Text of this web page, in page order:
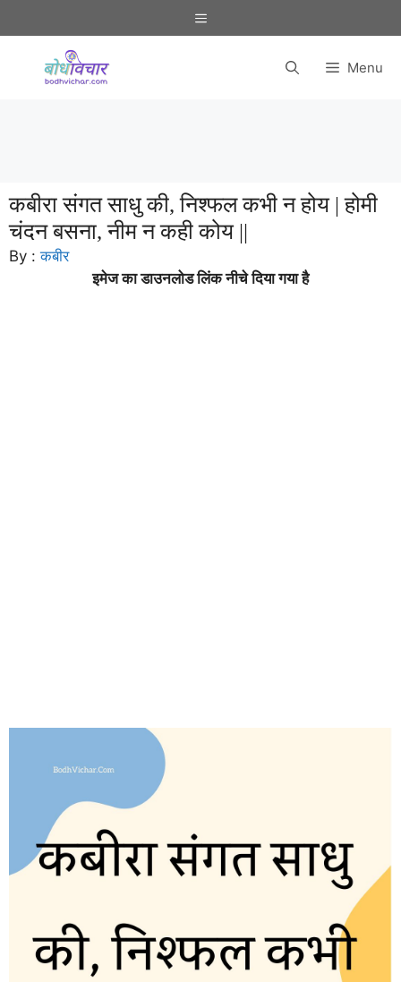
to
Menu
Menu
कबीरा संगत साधु की, निश्फल कभी न होय | होमी
चंदन बसना, नीम न कही कोय ||
By :कबीर
इमेज का डाउनलोड लिंक नीचे दिया गया है